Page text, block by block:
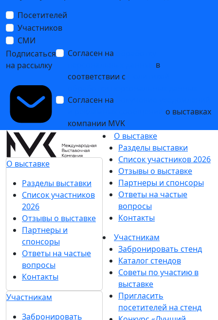
Посетителей
Участников
СМИ
Подписаться
на рассылку
Согласен на
в
соответствии с
Согласен на
о выставках
компании MVK
О выставке
Разделы выставки
Список участников
2026
Отзывы о выставке
Партнеры и
спонсоры
Ответы на частые
вопросы
Контакты
Участникам
Забронировать
О выставке
Разделы выставки
Список участников 2026
Отзывы о выставке
Партнеры и спонсоры
Ответы на частые
вопросы
Контакты
Участникам
Забронировать стенд
Каталог стендов
Советы по участию в
выставке
Пригласить
посетителей на стенд